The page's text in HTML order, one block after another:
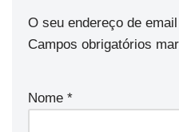
O seu endereço de
Campos obrigatórios
Nome *